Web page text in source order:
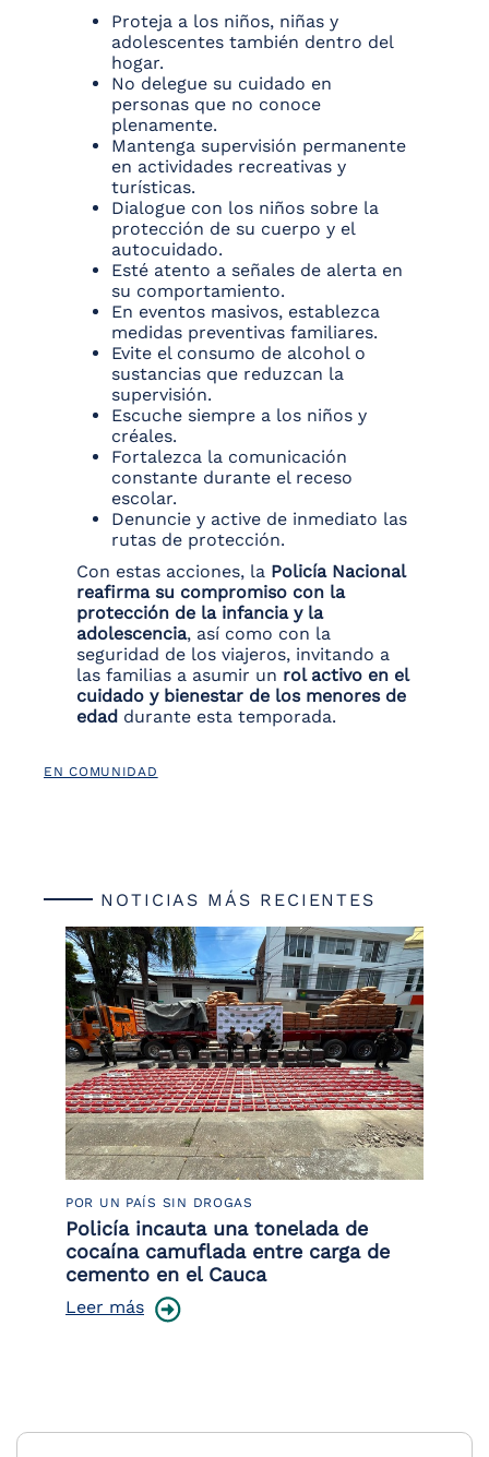
Proteja a los niños, niñas y
adolescentes también dentro del
hogar.
No delegue su cuidado en
personas que no conoce
plenamente.
Mantenga supervisión permanente
en actividades recreativas y
turísticas.
Dialogue con los niños sobre la
protección de su cuerpo y el
autocuidado.
Esté atento a señales de alerta en
su comportamiento.
En eventos masivos, establezca
medidas preventivas familiares.
Evite el consumo de alcohol o
sustancias que reduzcan la
supervisión.
Escuche siempre a los niños y
créales.
Fortalezca la comunicación
constante durante el receso
escolar.
Denuncie y active de inmediato las
rutas de protección.
Con estas acciones, la Policía Nacional
reafirma su compromiso con la
protección de la infancia y la
adolescencia, así como con la
seguridad de los viajeros, invitando a
las familias a asumir un rol activo en el
cuidado y bienestar de los menores de
edad durante esta temporada.
EN COMUNIDAD
NOTICIAS MÁS RECIENTES
POR UN PAÍS SIN DROGAS
Policía incauta una tonelada de
cocaína camuflada entre carga de
cemento en el Cauca
Leer más